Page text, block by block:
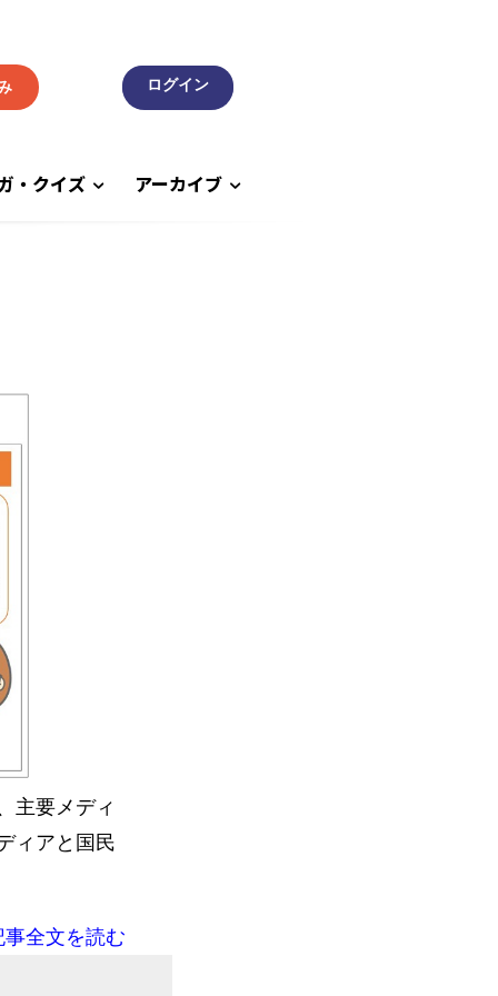
・クイズ アーカイブ
主要メディ
ィアと国民
全文を読む